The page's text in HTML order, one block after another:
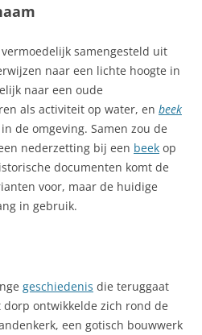
vermoedelijk samengesteld uit
naar een lichte hoogte in
naar een oude
als activiteit op water, en beek
de omgeving. Samen zou de
nederzetting bij een beek op
documenten komt de
voor, maar de huidige
in gebruik.
geschiedenis die teruggaat
ontwikkelde zich rond de
een gotisch bouwwerk